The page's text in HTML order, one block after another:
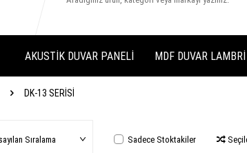
AKUSTİK DUVAR PANELİ MDF DUVAR LAMBRİ
DK-13 SERİSİ
Sadece Stoktakiler